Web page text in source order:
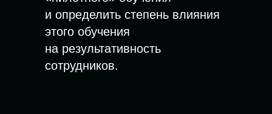
и определить степень влияния
этого обучения
на результативность
сотрудников.